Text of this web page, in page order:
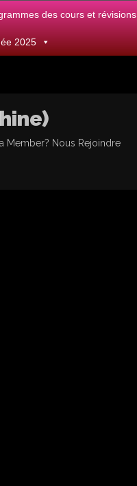
des cours et révisions
2025
a Member? Nous Rejoindre